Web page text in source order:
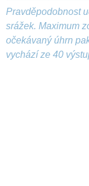
Pravděpodobnost
srážek. Maximum
očekávaný úhrn
vychází ze 40